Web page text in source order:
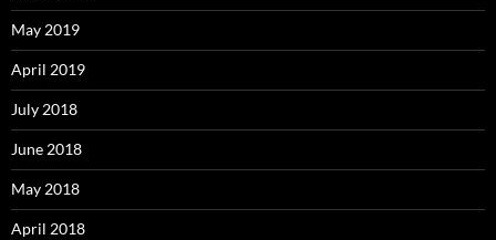
May 2019
April 2019
July 2018
June 2018
May 2018
April 2018